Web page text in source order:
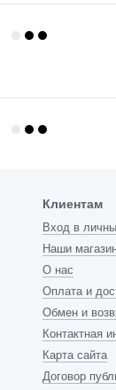
Клиентам
Вход в
Наши
О нас
Оплата и
Обмен и
Контактная
Карта сайта
Договор